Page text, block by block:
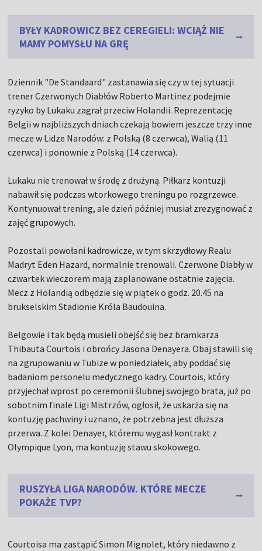
BYŁY KADROWICZ BEZ CEREGIELI: WCIĄŻ NIE
MAMY POMYSŁU NA GRĘ
Dziennik "De Standaard" zastanawia się czy w tej sytuacji
trener Czerwonych Diabłów Roberto Martinez podejmie
ryzyko by Lukaku zagrał przeciw Holandii. Reprezentację
Belgii w najbliższych dniach czekają bowiem jeszcze trzy inne
mecze w Lidze Narodów: z Polską (8 czerwca), Walią (11
czerwca) i ponownie z Polską (14 czerwca).
Lukaku nie trenował w środę z drużyną. Piłkarz kontuzji
nabawił się podczas wtorkowego treningu po rozgrzewce.
Kontynuował trening, ale dzień później musiał zrezygnować z
zajęć grupowych.
Pozostali powołani kadrowicze, w tym skrzydłowy Realu
Madryt Eden Hazard, normalnie trenowali. Czerwone Diabły w
czwartek wieczorem mają zaplanowane ostatnie zajęcia.
Mecz z Holandią odbędzie się w piątek o godz. 20.45 na
brukselskim Stadionie Króla Baudouina.
Belgowie i tak będą musieli obejść się bez bramkarza
Thibauta Courtois i obrońcy Jasona Denayera. Obaj stawili się
na zgrupowaniu w Tubize w poniedziałek, aby poddać się
badaniom personelu medycznego kadry. Courtois, który
przyjechał wprost po ceremonii ślubnej swojego brata, już po
sobotnim finale Ligi Mistrzów, ogłosił, że uskarża się na
kontuzję pachwiny i uznano, że potrzebna jest dłuższa
przerwa. Z kolei Denayer, któremu wygasł kontrakt z
Olympique Lyon, ma kontuzję stawu skokowego.
RUSZYŁA LIGA NARODÓW. KTÓRE MECZE
POKAŻE TVP?
Courtoisa ma zastąpić Simon Mignolet, który niedawno z